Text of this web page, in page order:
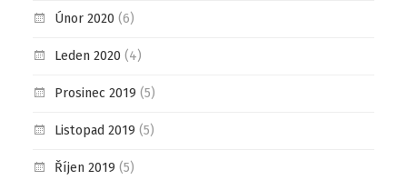
Únor 2020 (6)
Leden 2020 (4)
Prosinec 2019 (5)
Listopad 2019 (5)
Říjen 2019 (5)